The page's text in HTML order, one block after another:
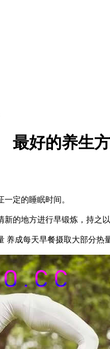
最好的养生
定的睡眠时间。
地方进行早锻炼，持之以
成每天早餐摄取大部分热